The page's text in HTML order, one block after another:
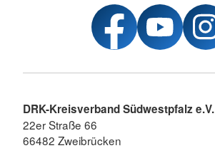
DRK-Kreisverband Südwestpfalz e.V.
22er Straße 66
66482 Zweibrücken